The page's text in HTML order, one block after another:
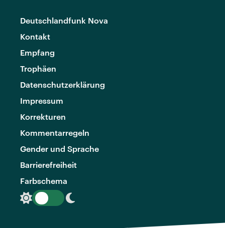
Deutschlandfunk Nova
Kontakt
Empfang
Trophäen
Datenschutzerklärung
Impressum
Korrekturen
Kommentarregeln
Gender und Sprache
Barrierefreiheit
Farbschema